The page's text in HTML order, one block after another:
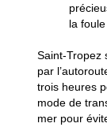
la
Saint-Tropez
par
trois heures
mode de
mer pour